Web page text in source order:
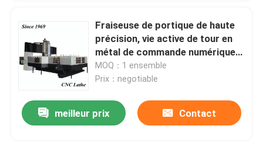
Fraiseuse de portique de haute
précision, vie active de tour en
métal de commande numérique
par ordinateur longue
MOQ：1 ensemble
Prix：negotiable
meilleur prix Contact